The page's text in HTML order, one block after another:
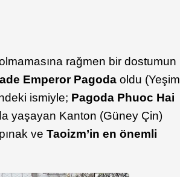
rağmen bir dostumun
Emperor Pagoda oldu (Yeşim
ismiyle; Pagoda Phuoc Hai
yaşayan Kanton (Güney Çin)
veTaoizm’in en önemli